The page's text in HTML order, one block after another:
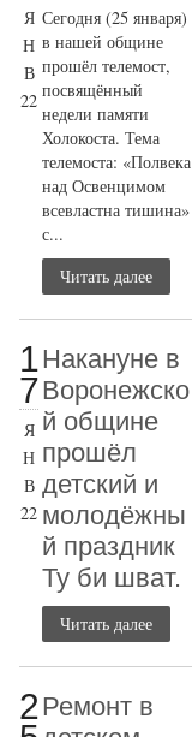
Я
Н
В
22
Сегодня (25 января)
в нашей общине
прошёл телемост,
посвящённый
недели памяти
Холокоста. Тема
телемоста: «Полвека
над Освенцимом
всевластна тишина»
с...
Читать далее
1
7
Я
Н
В
22
Накануне в
Воронежско
й общине
прошёл
детский и
молодёжны
й праздник
Ту би шват.
Читать далее
2Ремонт в